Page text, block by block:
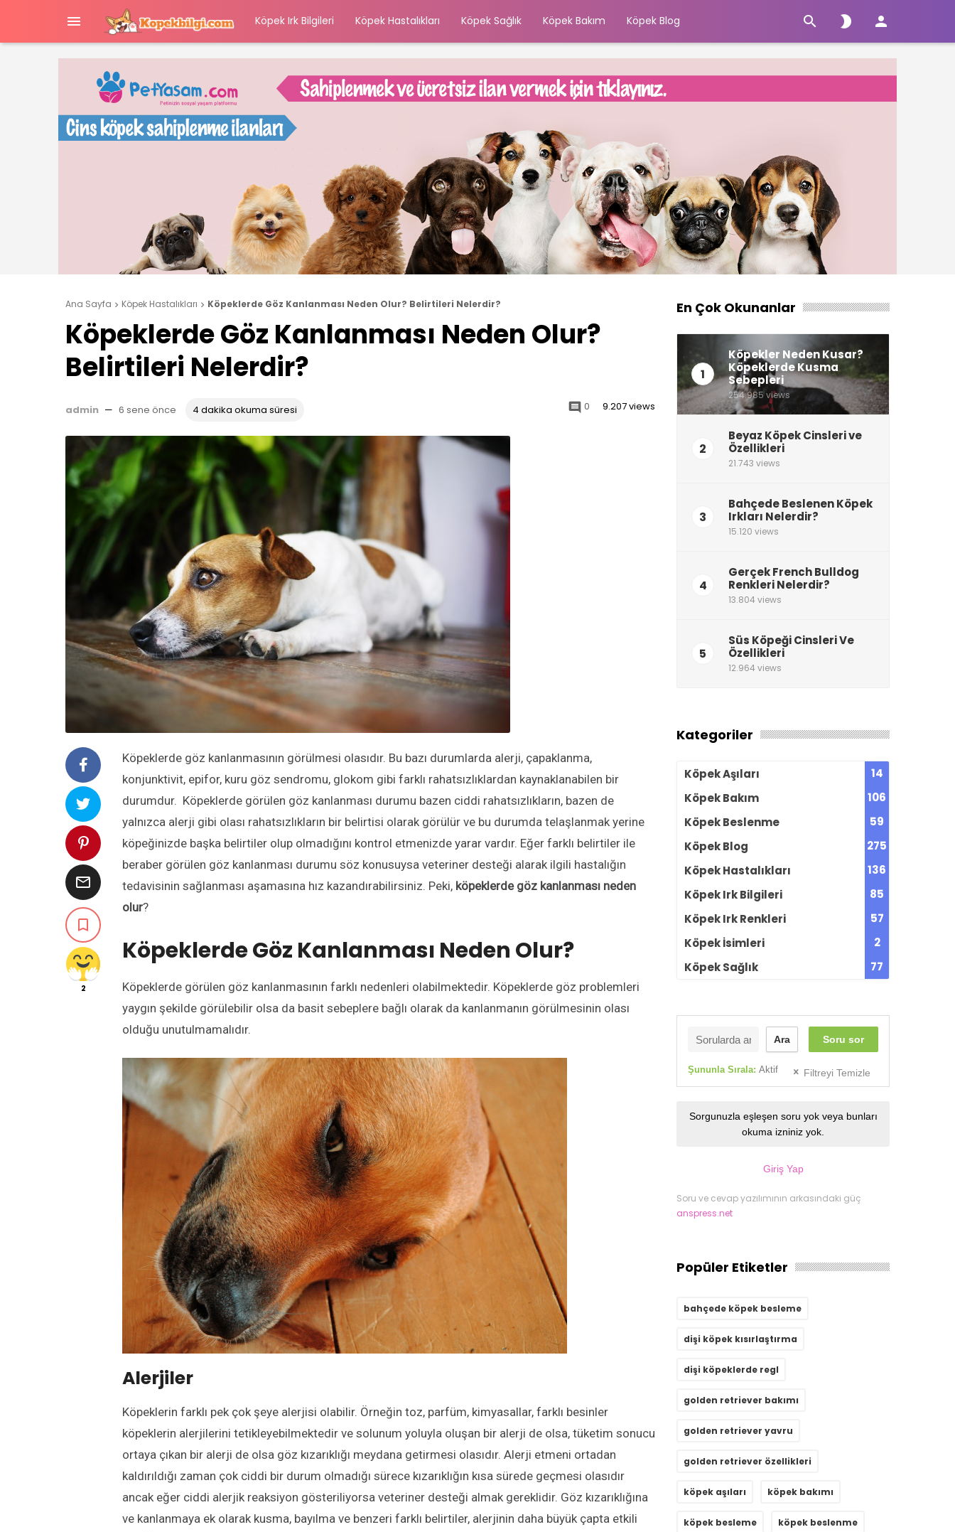
 Köpek Irk Bilgileri Köpek Hastalıkları Köpek Sağlık Köpek Bakım Köpek Blog   
Ana Sayfa  Köpek Hastalıkları  Köpeklerde Göz Kanlanması Neden Olur? Belirtileri Nelerdir?
Köpeklerde Göz Kanlanması Neden Olur?
Belirtileri Nelerdir?
admin — 6 sene önce 4 dakika okuma süresi  0 9.207 views


2
Köpeklerde göz kanlanmasının görülmesi olasıdır. Bu bazı durumlarda alerji, çapaklanma,
konjunktivit, epifor, kuru göz sendromu, glokom gibi farklı rahatsızlıklardan kaynaklanabilen bir
durumdur. Köpeklerde görülen göz kanlanması durumu bazen ciddi rahatsızlıkların, bazen de
yalnızca alerji gibi olası rahatsızlıkların bir belirtisi olarak görülür ve bu durumda telaşlanmak yerine
köpeğinizde başka belirtiler olup olmadığını kontrol etmenizde yarar vardır. Eğer farklı belirtiler ile
beraber görülen göz kanlanması durumu söz konusuysa veteriner desteği alarak ilgili hastalığın
tedavisinin sağlanması aşamasına hız kazandırabilirsiniz. Peki, köpeklerde göz kanlanması neden
olur?
Köpeklerde Göz Kanlanması Neden Olur?
Köpeklerde görülen göz kanlanmasının farklı nedenleri olabilmektedir. Köpeklerde göz problemleri
yaygın şekilde görülebilir olsa da basit sebeplere bağlı olarak da kanlanmanın görülmesinin olası
olduğu unutulmamalıdır.
Alerjiler
Köpeklerin farklı pek çok şeye alerjisi olabilir. Örneğin toz, parfüm, kimyasallar, farklı besinler
köpeklerin alerjilerini tetikleyebilmektedir ve solunum yoluyla oluşan bir alerji de olsa, tüketim sonucu
ortaya çıkan bir alerji de olsa göz kızarıklığı meydana getirmesi olasıdır. Alerji etmeni ortadan
kaldırıldığı zaman çok ciddi bir durum olmadığı sürece kızarıklığın kısa sürede geçmesi olasıdır
ancak eğer ciddi alerjik reaksiyon gösteriliyorsa veteriner desteği almak gereklidir. Göz kızarıklığına
ve kanlanmaya ek olarak kusma, bayılma ve benzeri farklı belirtiler, alerjinin daha büyük çapta etkili
En Çok Okunanlar
1
Köpekler Neden Kusar?
Köpeklerde Kusma
Sebepleri
254.985 views
2
Beyaz Köpek Cinsleri ve
Özellikleri
21.743 views
3
Bahçede Beslenen Köpek
Irkları Nelerdir?
15.120 views
4
Gerçek French Bulldog
Renkleri Nelerdir?
13.804 views
5
Süs Köpeği Cinsleri Ve
Özellikleri
12.964 views
Kategoriler
Köpek Aşıları
14
Köpek Bakım
106
Köpek Beslenme
59
Köpek Blog
275
Köpek Hastalıkları
136
Köpek Irk Bilgileri
85
Köpek Irk Renkleri
57
Köpek İsimleri
2
Köpek Sağlık
77
Soru sor
Ara
Şununla Sırala: Aktif Filtreyi Temizle
Sorgunuzla eşleşen soru yok veya bunları
okuma izniniz yok.
Giriş Yap
Soru ve cevap yazılımının arkasındaki güç
anspress.net
Popüler Etiketler
bahçede köpek besleme
dişi köpek kısırlaştırma
dişi köpeklerde regl
golden retriever bakımı
golden retriever yavru
golden retriever özellikleri
köpek aşıları köpek bakımı
köpek besleme köpek beslenme